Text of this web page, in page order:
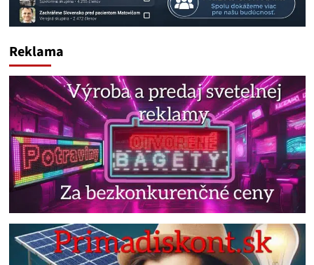
Reklama